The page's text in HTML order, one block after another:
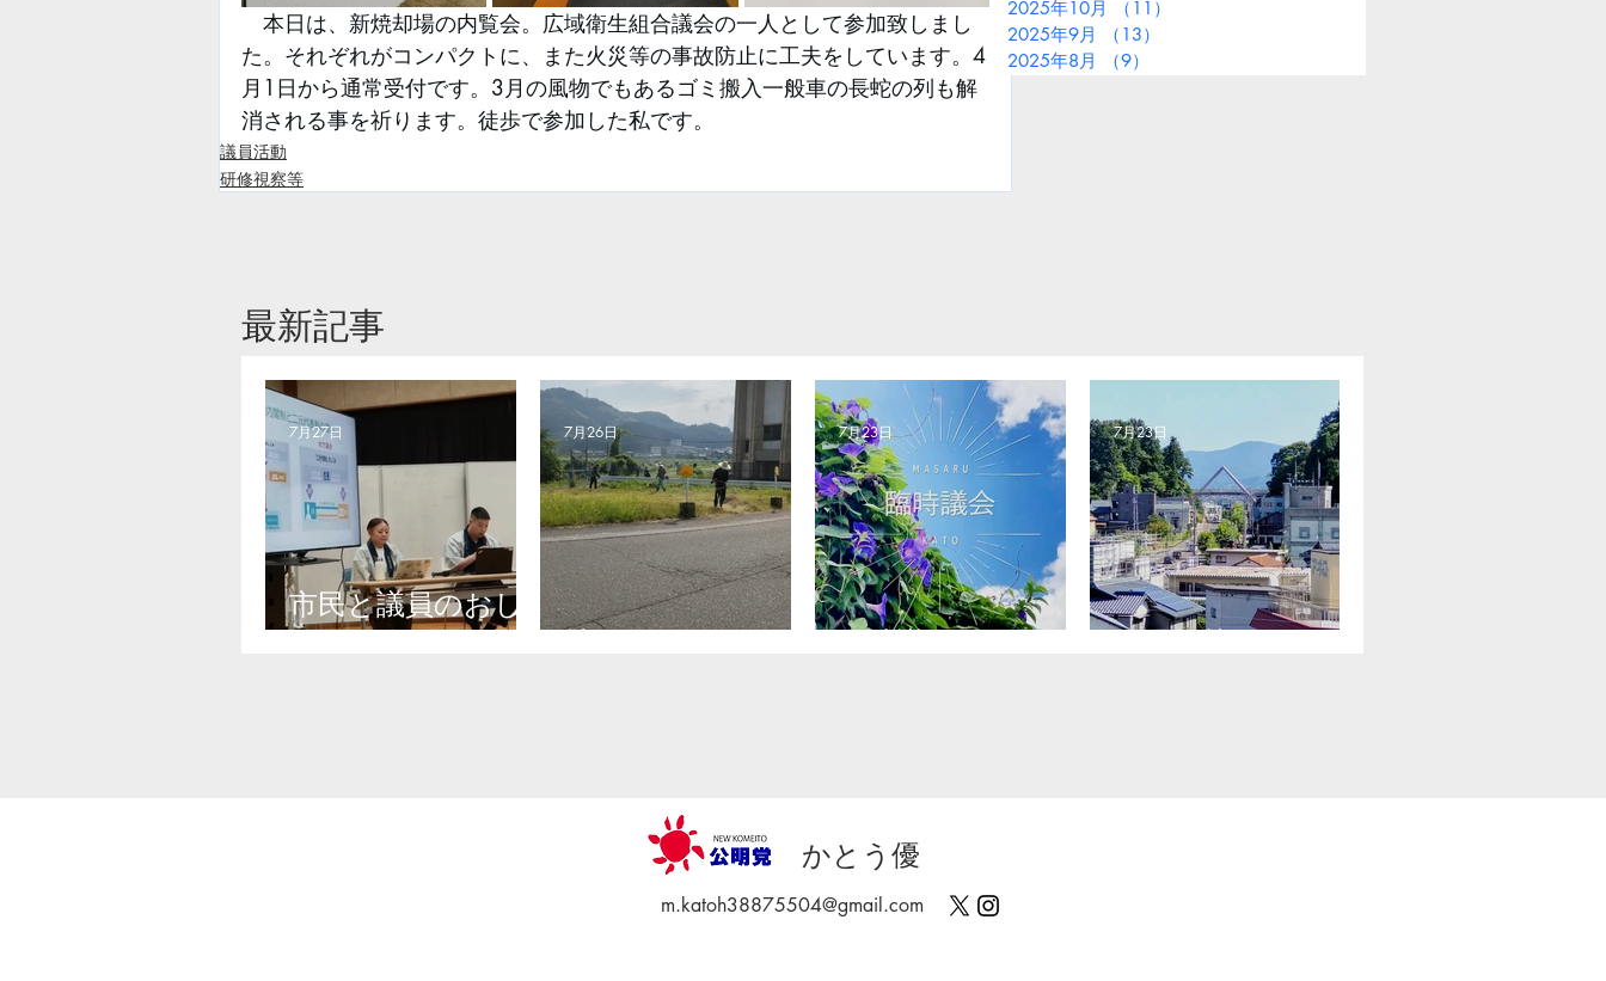
本日は、新焼却場の内覧会。広域衛生組合議会の一人として参加致しまし
た。それぞれがコンパクトに、また火災等の事故防止に工夫をしています。4
月1日から通常受付です。3月の風物でもあるゴミ搬入一般車の長蛇の列も解
消される事を祈ります。徒歩で参加した私です。
議員活動
研修視察等
2025年10月
（11）
2025年9月
（13）
2025年8月
（9）
​最新記事
市民と議員のおし
ゃべり会
7月27日
社会奉仕デー
7月26日
臨時議会
7月23日
無理は禁物
7月23日
かとう優
m.katoh38875504@gmail.com